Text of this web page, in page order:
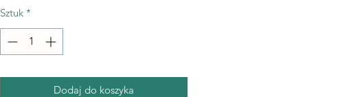
Sztuk *
Dodaj do koszyka